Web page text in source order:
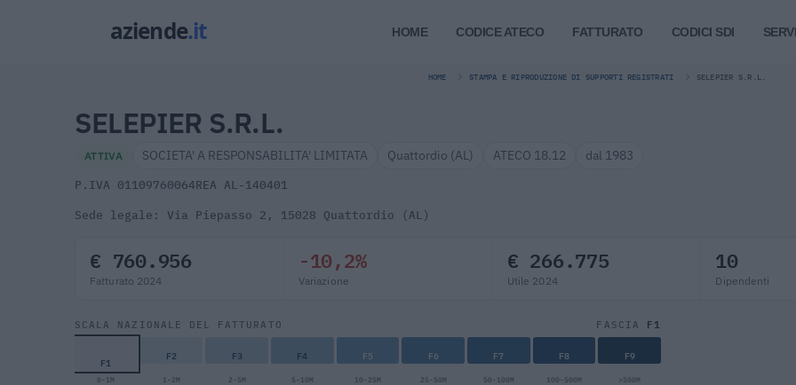
HOME CODICE ATECO FATTURATO CODICI SDI
HOME STAMPA E RIPRODUZIONE DI SUPPORTI REGISTRATI SELEPIER S.R.L.
SELEPIER S.R.L.
ATTIVA SOCIETA' A RESPONSABILITA' LIMITATA Quattordio (AL) ATECO 18.12 dal 1983
P.IVA 01109760064REA AL-140401
Sede legale: Via Piepasso 2, 15028 Quattordio (AL)
€ 760.956
Fatturato 2024
-10,2%
Variazione
€ 266.775
Utile 2024
10
Dipendenti
SCALA NAZIONALE DEL FATTURATO FASCIA F1
F1 F2 F3 F4 F5 F6 F7 F8 F9
0-1M 1-2M 2-5M 5-10M 10-25M 25-50M 50-100M 100-500M >500M